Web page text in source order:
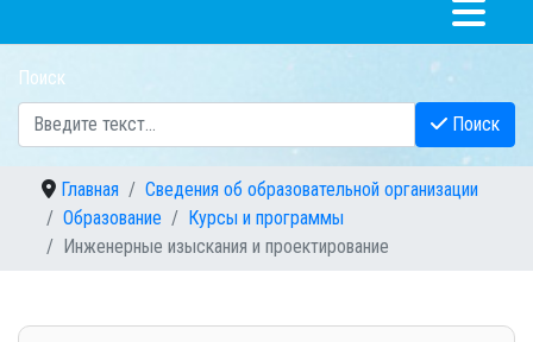
Поиск
Поиск
Главная
Сведения об образовательной организации
Образование
Курсы и программы
Инженерные изыскания и проектирование